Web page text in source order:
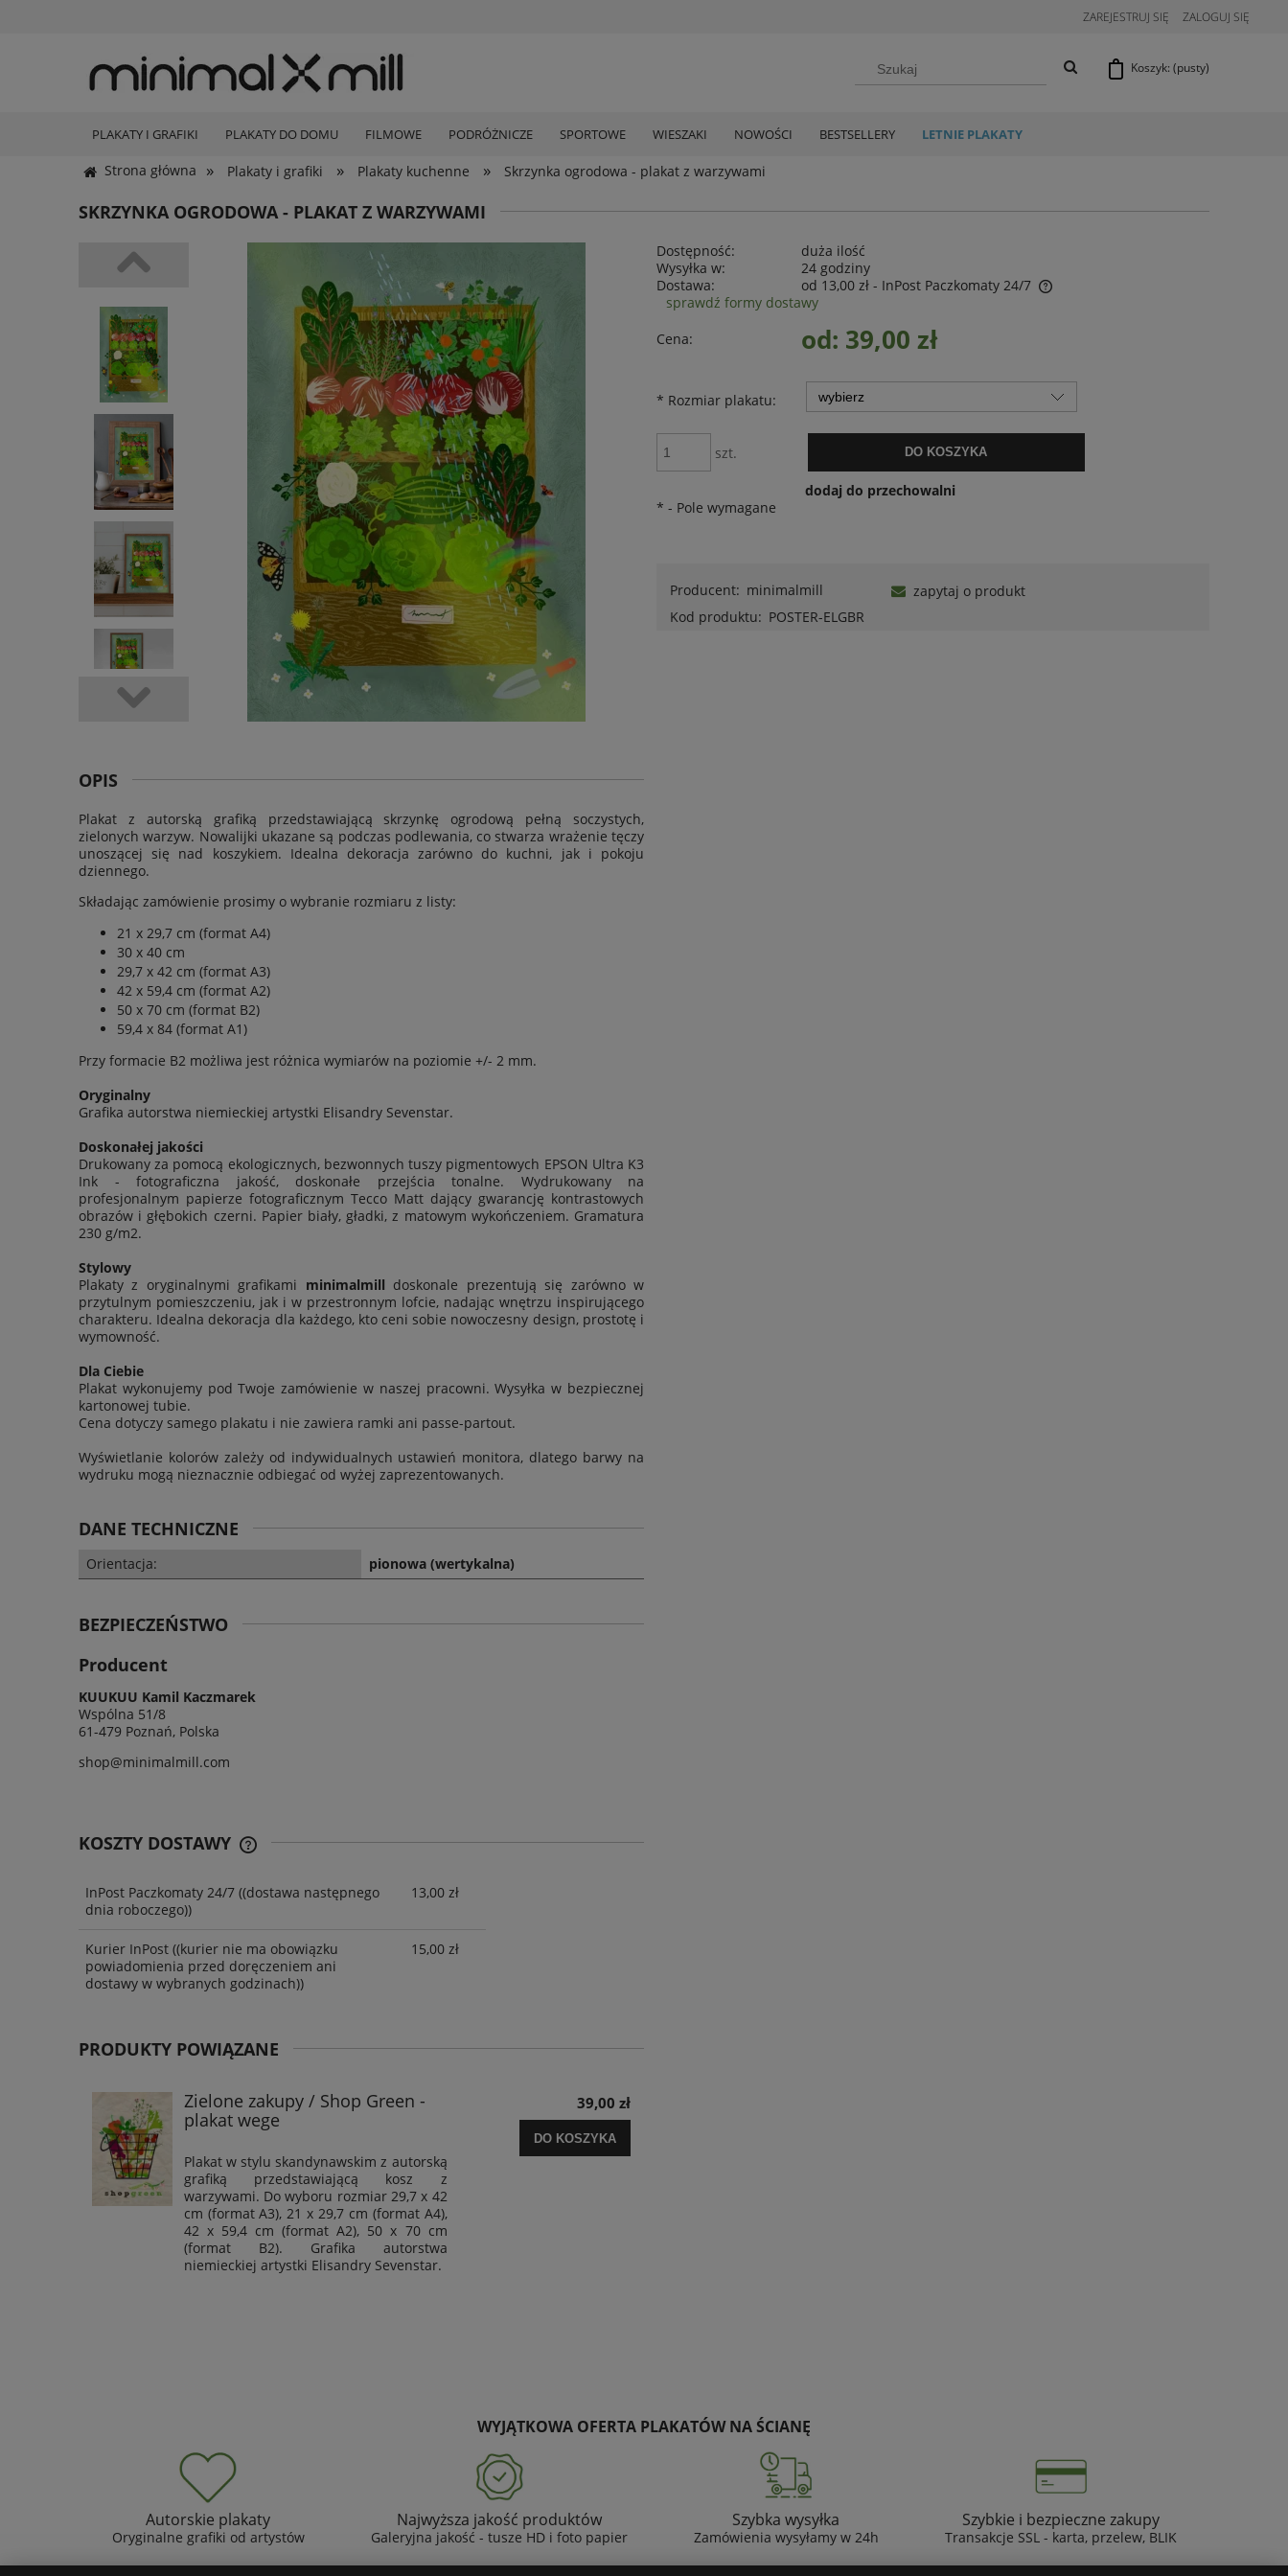
ZAREJESTRUJ SIĘ ZALOGUJ SIĘ
Koszyk: (pusty)
PLAKATY I GRAFIKI PLAKATY DO DOMU FILMOWE PODRÓŻNICZE SPORTOWE WIESZAKI NOWOŚCI BESTSELLERY LETNIE PLAKATY
Strona główna » Plakaty i grafiki » Plakaty kuchenne » Skrzynka ogrodowa - plakat z warzywami
SKRZYNKA OGRODOWA - PLAKAT Z WARZYWAMI
Dostępność:
duża ilość
Wysyłka w:
24 godziny
Dostawa:
od 13,00 zł - InPost Paczkomaty 24/7
sprawdź formy dostawy
Cena:
od: 39,00 zł
* Rozmiar plakatu:
szt. DO KOSZYKA
dodaj do przechowalni
* - Pole wymagane
Producent: minimalmill
Kod produktu: POSTER-ELGBR
zapytaj o produkt
OPIS
Plakat z autorską grafiką przedstawiającą skrzynkę ogrodową pełną soczystych,
zielonych warzyw. Nowalijki ukazane są podczas podlewania, co stwarza wrażenie tęczy
unoszącej się nad koszykiem. Idealna dekoracja zarówno do kuchni, jak i pokoju
dziennego.
Składając zamówienie prosimy o wybranie rozmiaru z listy:
21 x 29,7 cm (format A4)
30 x 40 cm
29,7 x 42 cm (format A3)
42 x 59,4 cm (format A2)
50 x 70 cm (format B2)
59,4 x 84 (format A1)
Przy formacie B2 możliwa jest różnica wymiarów na poziomie +/- 2 mm.
Oryginalny
Grafika autorstwa niemieckiej artystki Elisandry Sevenstar.
Doskonałej jakości
Drukowany za pomocą ekologicznych, bezwonnych tuszy pigmentowych EPSON Ultra K3
Ink - fotograficzna jakość, doskonałe przejścia tonalne. Wydrukowany na
profesjonalnym papierze fotograficznym Tecco Matt dający gwarancję kontrastowych
obrazów i głębokich czerni. Papier biały, gładki, z matowym wykończeniem. Gramatura
230 g/m2.
Stylowy
Plakaty z oryginalnymi grafikami minimalmill doskonale prezentują się zarówno w
przytulnym pomieszczeniu, jak i w przestronnym lofcie, nadając wnętrzu inspirującego
charakteru. Idealna dekoracja dla każdego, kto ceni sobie nowoczesny design, prostotę i
wymowność.
Dla Ciebie
Plakat wykonujemy pod Twoje zamówienie w naszej pracowni. Wysyłka w bezpiecznej
kartonowej tubie.
Cena dotyczy samego plakatu i nie zawiera ramki ani passe-partout.
Wyświetlanie kolorów zależy od indywidualnych ustawień monitora, dlatego barwy na
wydruku mogą nieznacznie odbiegać od wyżej zaprezentowanych.
DANE TECHNICZNE
Orientacja: pionowa (wertykalna)
BEZPIECZEŃSTWO
Producent
KUUKUU Kamil Kaczmarek
Wspólna 51/8
61-479 Poznań, Polska
shop@minimalmill.com
KOSZTY DOSTAWY
InPost Paczkomaty 24/7 ((dostawa następnego
dnia roboczego))
13,00 zł
Kurier InPost ((kurier nie ma obowiązku
powiadomienia przed doręczeniem ani
dostawy w wybranych godzinach))
15,00 zł
PRODUKTY POWIĄZANE
Zielone zakupy / Shop Green -
plakat wege
Plakat w stylu skandynawskim z autorską
grafiką przedstawiającą kosz z
warzywami. Do wyboru rozmiar 29,7 x 42
cm (format A3), 21 x 29,7 cm (format A4),
42 x 59,4 cm (format A2), 50 x 70 cm
(format B2). Grafika autorstwa
niemieckiej artystki Elisandry Sevenstar.
39,00 zł
DO KOSZYKA
WYJĄTKOWA OFERTA PLAKATÓW NA ŚCIANĘ
Autorskie plakaty
Oryginalne grafiki od artystów
Najwyższa jakość produktów
Galeryjna jakość - tusze HD i foto papier
Szybka wysyłka
Zamówienia wysyłamy w 24h
Szybkie i bezpieczne zakupy
Transakcje SSL - karta, przelew, BLIK